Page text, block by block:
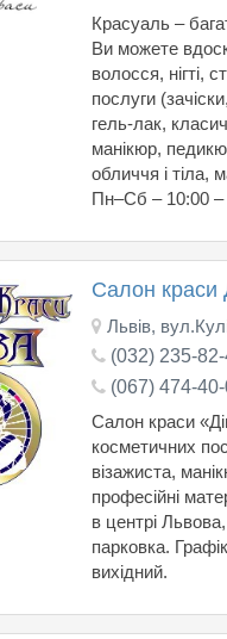
Красуаль –
Ви можете
волосся, нігті,
послуги
гель-лак,
манікюр,
обличчя і тіла,
Пн–Сб – 10:00 –
Салон краси
Львів,
(032) 235-
(067) 474-
Салон краси
косметичних
візажиста,
професійні
в центрі
парковка.
вихідний.